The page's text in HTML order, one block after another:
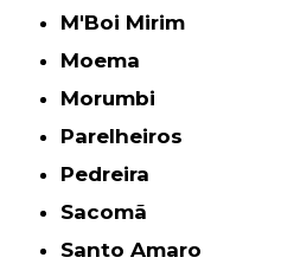
M'Boi Mirim
Moema
Morumbi
Parelheiros
Pedreira
Sacomã
Santo Amaro